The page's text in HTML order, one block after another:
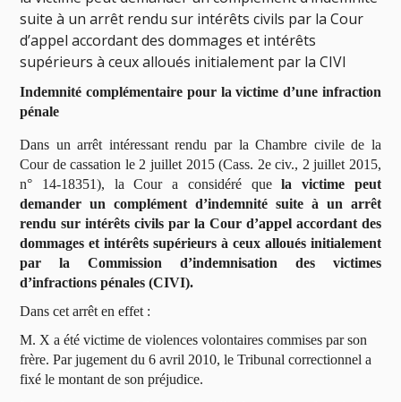
suite à un arrêt rendu sur intérêts civils par la Cour
d’appel accordant des dommages et intérêts
supérieurs à ceux alloués initialement par la CIVI
Indemnité complémentaire pour la victime d’une infraction
pénale
Dans un arrêt intéressant rendu par la Chambre civile de la
Cour de cassation le 2 juillet 2015 (Cass. 2e civ., 2 juillet 2015,
n° 14-18351), la Cour a considéré quela victime peut
demander un complément d’indemnité suite à un arrêt
rendu sur intérêts civils par la Cour d’appel accordant des
dommages et intérêts supérieurs à ceux alloués initialement
par la Commission d’indemnisation des victimes
d’infractions pénales (CIVI).
Dans cet arrêt en effet :
M. X a été victime de violences volontaires commises par son
frère. Par jugement du 6 avril 2010, le Tribunal correctionnel a
fixé le montant de son préjudice.